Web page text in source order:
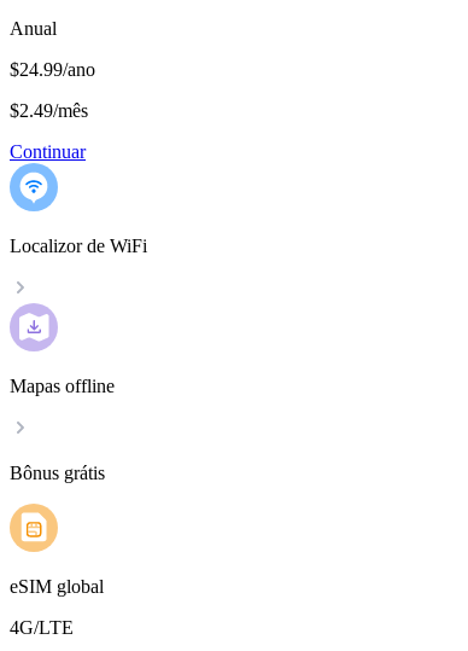
Anual
$24.99/ano
$2.49/mês
Continuar
Localizor de WiFi
Mapas offline
Bônus grátis
eSIM global
4G/LTE